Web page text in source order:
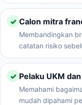
✓ Calon mitra
Membandingkan
catatan risiko
✓ Pelaku UKM
Memahami
mudah dipahami